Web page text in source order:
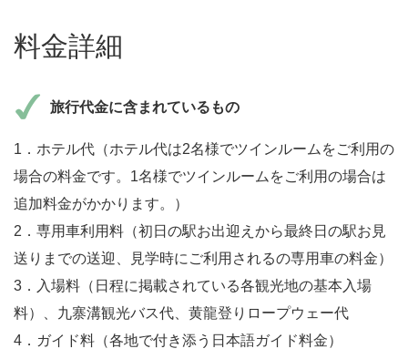
料金詳細
旅行代金に含まれているもの
1．ホテル代（ホテル代は2名様でツインルームをご利用の
場合の料金です。1名様でツインルームをご利用の場合は
追加料金がかかります。）
2．専用車利用料（初日の駅お出迎えから最終日の駅お見
送りまでの送迎、見学時にご利用されるの専用車の料金）
3．入場料（日程に掲載されている各観光地の基本入場
料）、九寨溝観光バス代、黄龍登りロープウェー代
4．ガイド料（各地で付き添う日本語ガイド料金）